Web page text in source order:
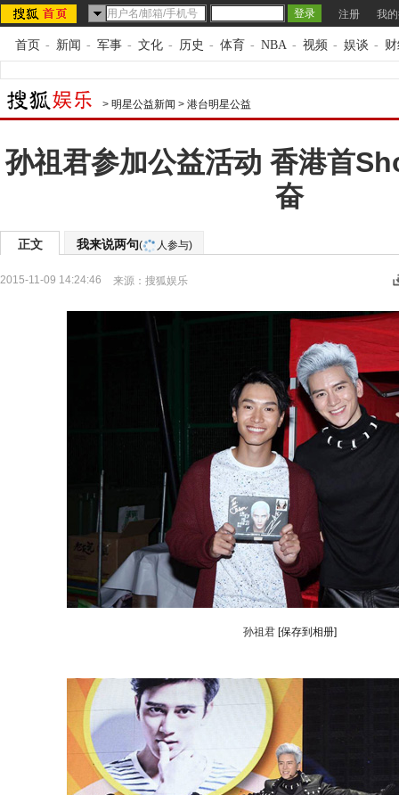
注册 我
首页 - 新闻 - 军事 - 文化 - 历史 - 体育 - NBA - 视频 - 娱谈 -
> 明星公益新闻 > 港台明星公益
孙祖君参加公益活动 香港首
奋
正文 我来说两句( 人参与)
2015-11-09 14:24:46 来源： 搜狐娱乐
孙祖君 [保存到相册]